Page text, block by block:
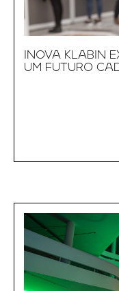
INOVA KLABIN
UM FUTURO